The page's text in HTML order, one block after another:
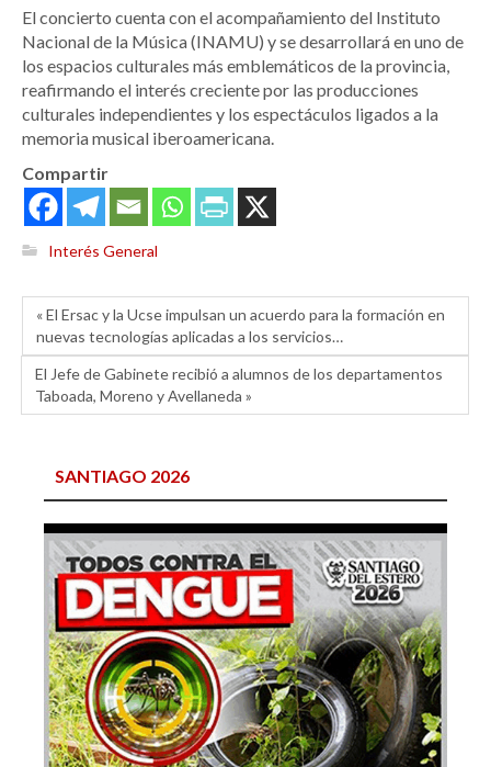
El concierto cuenta con el acompañamiento del Instituto
Nacional de la Música (INAMU) y se desarrollará en uno de
los espacios culturales más emblemáticos de la provincia,
reafirmando el interés creciente por las producciones
culturales independientes y los espectáculos ligados a la
memoria musical iberoamericana.
Compartir
Interés General
« El Ersac y la Ucse impulsan un acuerdo para la formación en
nuevas tecnologías aplicadas a los servicios…
El Jefe de Gabinete recibió a alumnos de los departamentos
Taboada, Moreno y Avellaneda »
SANTIAGO 2026